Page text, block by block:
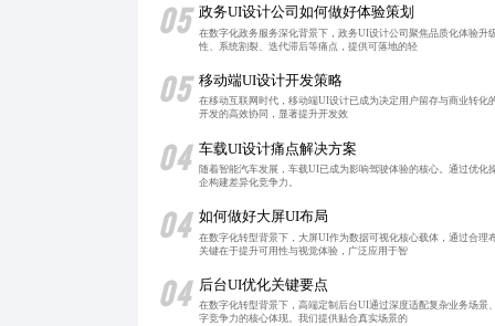
05 政务UI设计公司如何做好体验策划
在数字化政务服务深化背景下，政务UI设计公司聚焦品质化体验
性、系统割裂、迭代滞后等痛点，提供可落地的轻
05 移动端UI设计开发策略
在移动互联网时代，移动端UI设计已成为决定用户留存与商业转
开发的高效协同，显著提升开发效
04 车载UI设计痛点解决方案
随着智能汽车发展，车载UI已成为影响驾驶体验的核心。通过优
企构建差异化竞争力。
04 如何做好大屏UI布局
在数字化转型背景下，大屏UI作为数据可视化核心载体，通过合
关键在于提升可用性与视觉体验，广泛应用于智
04 后台UI优化关键要点
在数字化转型背景下，高端定制后台UI通过深度适配复杂业务场
字竞争力的核心体现。我们提供贴合真实场景的